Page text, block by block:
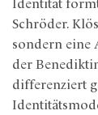
Identität
Schröder.
sondern eine
der
differenziert